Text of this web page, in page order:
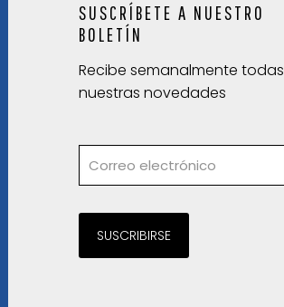
SUSCRÍBETE A NUESTRO
BOLETÍN
Recibe semanalmente todas
nuestras novedades
SUSCRIBIRSE